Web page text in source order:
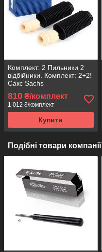
Комплект: 2 Пильники 2
відбійники. Комплект: 2+2!
Сакс Sachs
810 ₴/комплект
1 012 ₴/комплект
Купити
Подібні товари компанії